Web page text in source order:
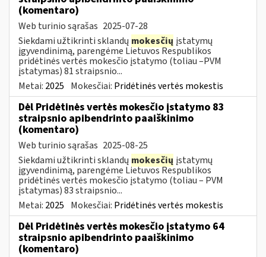
(komentaro)
Web turinio sąrašas 2025-07-28
Siekdami užtikrinti sklandų mokesčių įstatymų
įgyvendinimą, parengėme Lietuvos Respublikos
pridėtinės vertės mokesčio įstatymo (toliau –PVM
įstatymas) 81 straipsnio...
Metai: 2025 Mokesčiai: Pridėtinės vertės mokestis
Dėl Pridėtinės vertės mokesčio įstatymo 83
straipsnio apibendrinto paaiškinimo
(komentaro)
Web turinio sąrašas 2025-08-25
Siekdami užtikrinti sklandų mokesčių įstatymų
įgyvendinimą, parengėme Lietuvos Respublikos
pridėtinės vertės mokesčio įstatymo (toliau – PVM
įstatymas) 83 straipsnio...
Metai: 2025 Mokesčiai: Pridėtinės vertės mokestis
Dėl Pridėtinės vertės mokesčio įstatymo 64
straipsnio apibendrinto paaiškinimo
(komentaro)